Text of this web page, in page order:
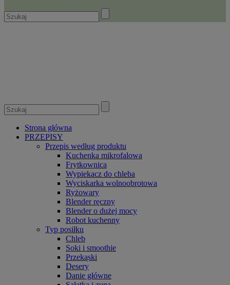
Strona główna
PRZEPISY
Przepis według produktu
Kuchenka mikrofalowa
Frytkownica
Wypiekacz do chleba
Wyciskarka wolnoobrotowa
Ryżowary
Blender ręczny
Blender o dużej mocy
Robot kuchenny
Typ posiłku
Chleb
Soki i smoothie
Przekąski
Desery
Danie główne